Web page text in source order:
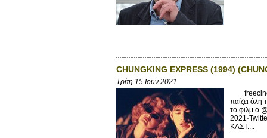
CHUNGKING EXPRESS (1994)
Τρίτη 15 Ιουν 2021
παίζει όλη
το φιλμ ο
ΚΑΣΤ:...